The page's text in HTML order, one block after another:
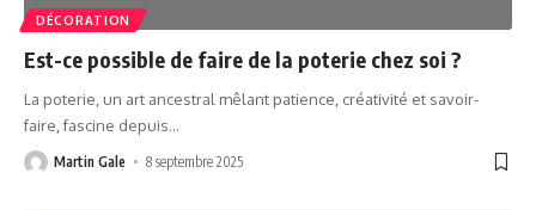
DÉCORATION
Est-ce possible de faire de la poterie chez soi ?
La poterie, un art ancestral mêlant patience, créativité et savoir-
faire, fascine depuis…
Martin Gale 8 septembre 2025